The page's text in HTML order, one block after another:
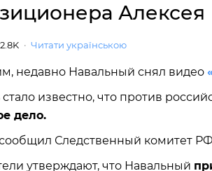
Алексея
Читати українською
недавно Навальный снял видео
известно, что против
дело.
Следственный комитет
утверждают, что Навальный